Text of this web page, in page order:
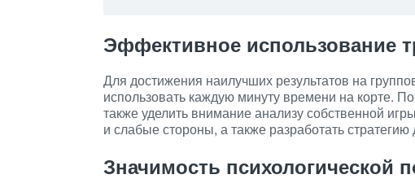
Эффективное использование
Для достижения наилучших результатов на
использовать каждую минуту времени на корте.
также уделить внимание анализу собственной
и слабые стороны, а также разработать
Значимость психологической